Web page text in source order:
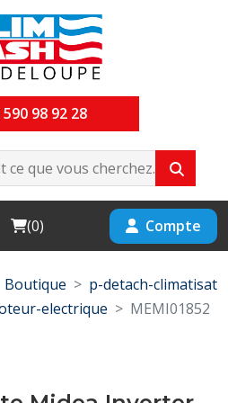
98 92 28
Cart
(0) Compte
Boutique
p-detach-climatisat
electrique
MEMI01852